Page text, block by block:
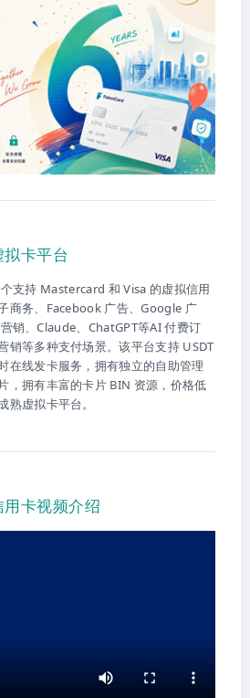
卡平台
支持 Mastercard 和 Visa 的虚拟信用
商务、Facebook 广告、Google 广
销、Claude、ChatGPT等AI 付费订
销等多种支付场景。该平台支持 USDT
在线发卡服务，拥有独立的自助管理
，拥有丰富的卡片 BIN 资源，价格低
熟虚拟卡平台。
卡视频介绍